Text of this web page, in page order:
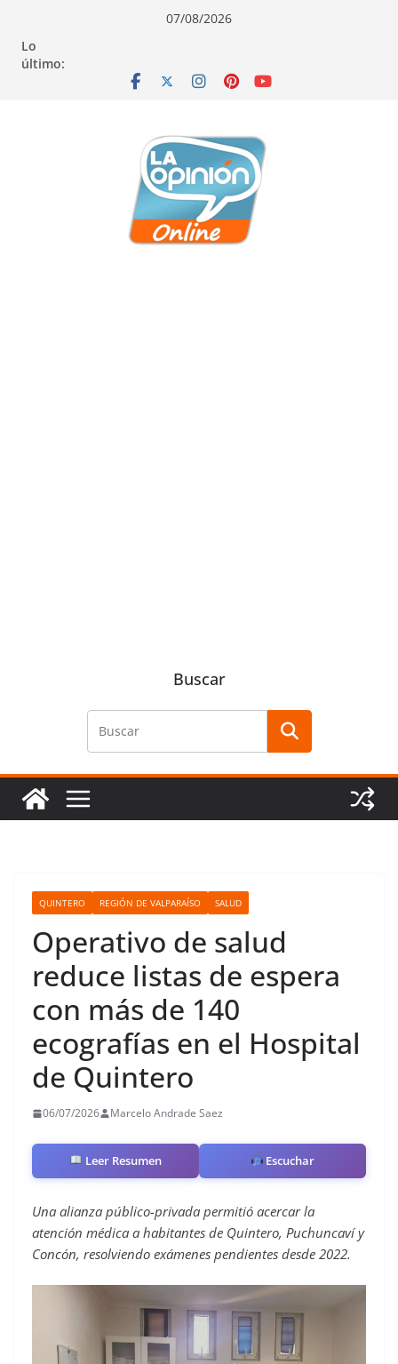
contenido
navegación
contenido
07/08/2026
Lo
último:
Buscar
QUINTERO REGIÓN DE VALPARAÍSO SALUD
Operativo de salud
reduce listas de espera
con más de 140
ecografías en el Hospital
de Quintero
06/07/2026 Marcelo Andrade Saez
Leer Resumen Escuchar
Una alianza público-privada permitió acercar la
atención médica a habitantes de Quintero, Puchuncaví y
Concón, resolviendo exámenes pendientes desde 2022.